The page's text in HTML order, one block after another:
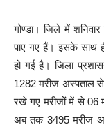
गोण्डा। जिले में शनिवार
पाए गए हैं। इसके साथ
हो गई है। जिला
1282 मरीज अस्पताल
रखे गए मरीजों में से 06
अब तक 3495 मरीज